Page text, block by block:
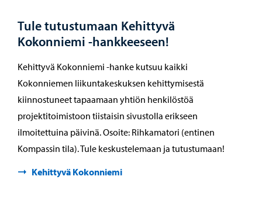
Tule tutustumaan Kehittyvä
Kokonniemi -hankkeeseen!
Kehittyvä Kokonniemi -hanke kutsuu kaikki
Kokonniemen liikuntakeskuksen kehittymisestä
kiinnostuneet tapaamaan yhtiön henkilöstöä
projektitoimistoon tiistaisin sivustolla erikseen
ilmoitettuina päivinä. Osoite: Rihkamatori (entinen
Kompassin tila). Tule keskustelemaan ja tutustumaan!
Kehittyvä Kokonniemi